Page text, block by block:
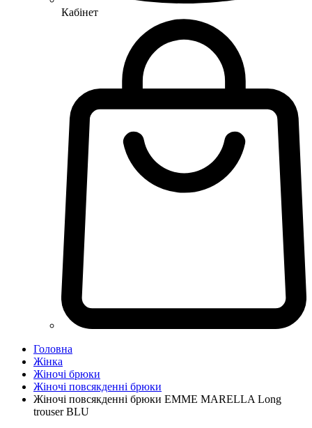
Кабінет
Головна
Жінка
Жіночі брюки
Жіночі повсякденні брюки
Жіночі повсякденні брюки EMME MARELLA Long
trouser BLU